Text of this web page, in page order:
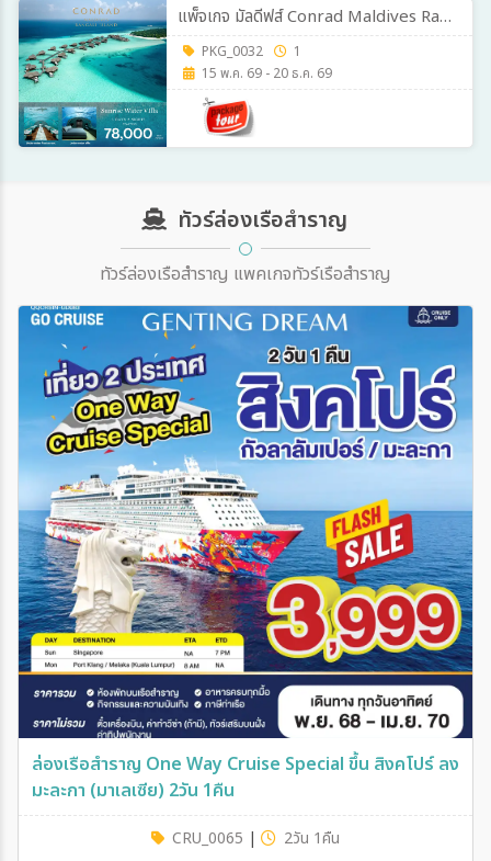
แพ็จเกจ มัลดีฟส์ Conrad Maldives Rangali Island 3 วัน 2 คืน
PKG_0032
1
15 พ.ค. 69 - 20 ธ.ค. 69
ทัวร์ล่องเรือสำราญ
ทัวร์ล่องเรือสำราญ แพคเกจทัวร์เรือสำราญ
ล่องเรือสำราญ Super คุ้ม 2026-2027 Genting Dream
สิงคโปร์ - มะละกา - สิงคโปร์ SUN เดินทางวันอาทิตย์ 3วัน
2คืน
CRU_0064 | 3วัน 2คืน